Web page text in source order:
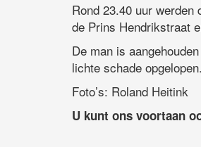
Rond 23.40 uur werden
de Prins Hendrikstraat
De man is
lichte schade opgelopen.
Foto’s: Roland Heitink
U kunt ons voortaan